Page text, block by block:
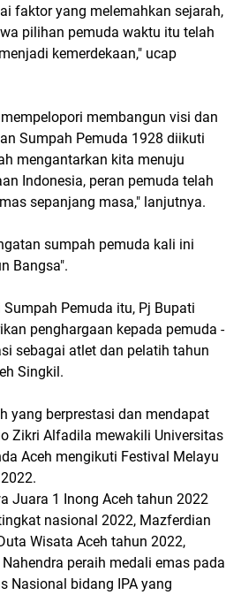
faktor yang melemahkan sejarah,
pilihan pemuda waktu itu telah
kemerdekaan," ucap
membangun visi dan
Sumpah Pemuda 1928 diikuti
mengantarkan kita menuju
Indonesia, peran pemuda telah
sepanjang masa," lanjutnya.
sumpah pemuda kali ini
Bangsa".
Pemuda itu, Pj Bupati
penghargaan kepada pemuda -
sebagai atlet dan pelatih tahun
Singkil.
yang berprestasi dan mendapat
Zikri Alfadila mewakili Universitas
Aceh mengikuti Festival Melayu
Juara 1 Inong Aceh tahun 2022
nasional 2022, Mazferdian
Wisata Aceh tahun 2022,
peraih medali emas pada
Nasional bidang IPA yang